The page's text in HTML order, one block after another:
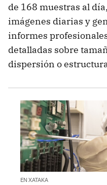
de 168 muestras al
imágenes diarias y
informes
detalladas sobre
dispersión o
EN XATAKA